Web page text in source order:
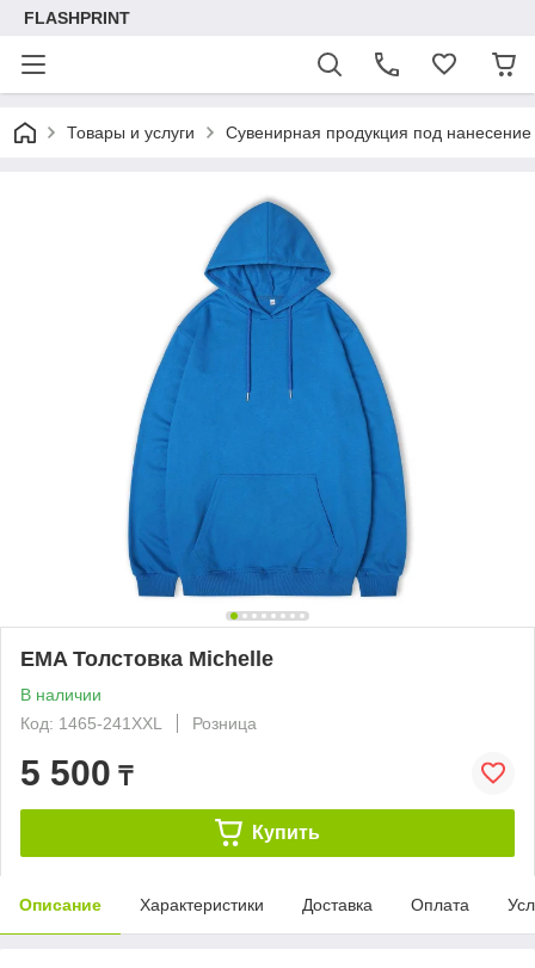
FLASHPRINT
Товары и услуги Сувенирная продукция под нанесение
EMA Толстовка Michelle
В наличии
Код: 1465-241XXL
Розница
5 500 ₸
Купить
Описание Характеристики Доставка Оплата